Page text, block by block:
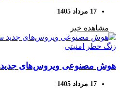
سخت‌افزار اختصاصی نزدیک‌تر
17 مرداد 1405
مشاهده خبر
هوش مصنوعی ویروس‌های
علمی با زنگ خطر امنیتی
17 مرداد 1405